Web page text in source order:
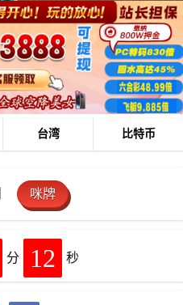
台湾 比特币
咪牌
分 12 秒